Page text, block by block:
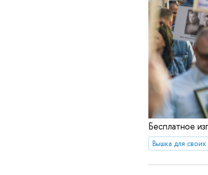
Бесплатное
Вышка для своих